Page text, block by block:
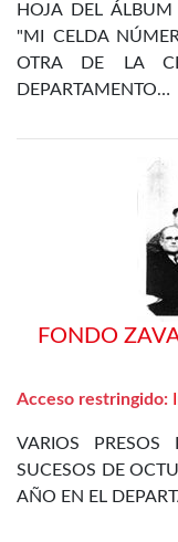
HOJA DEL
"MI CELDA
OTRA DE LA
DEPARTAMENTO…
FONDO
Acceso restringido:
VARIOS PRESOS
SUCESOS DE
AÑO EN EL